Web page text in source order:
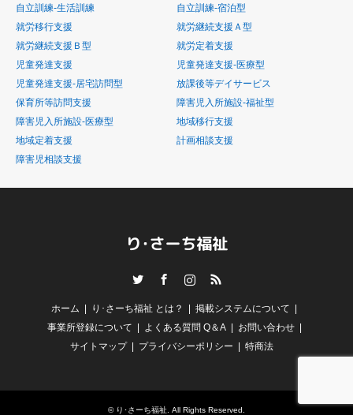
自立訓練-生活訓練
自立訓練-宿泊型
就労移行支援
就労継続支援Ａ型
就労継続支援Ｂ型
就労定着支援
児童発達支援
児童発達支援-医療型
児童発達支援-居宅訪問型
放課後等デイサービス
保育所等訪問支援
障害児入所施設-福祉型
障害児入所施設-医療型
地域移行支援
地域定着支援
計画相談支援
障害児相談支援
RSS
ホーム り･さーち福祉 とは？
掲載システムについて
事業所登録について
よくある質問 Q＆A
お問い合わせ
サイトマップ
プライバシーポリシー 特商法
© り･さーち福祉 . All Rights Reserved.